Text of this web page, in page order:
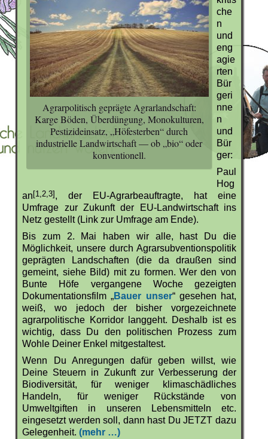
Agrarpolitisch geprägte Agrarlandschaft:
Karge Böden, Überdüngung, Monokulturen,
Pestizideinsatz, „Höfesterben“ durch
industrielle Landwirtschaft — ob „bio“ oder
konventionell.
che
n
und
eng
agie
rten
Bür
geri
nne
n
und
Bür
ger:
Paul
Hog
an [1,2,3] , der EU-Agrarbeauftragte, hat eine
Umfrage zur Zukunft der EU-Landwirtschaft ins
Netz gestellt (Link zur Umfrage am Ende).
Bis zum 2. Mai haben wir alle, hast Du die
Möglichkeit, unsere durch Agrarsubventionspolitik
geprägten Landschaften (die da draußen sind
gemeint, siehe Bild) mit zu formen. Wer den von
Bunte Höfe vergangene Woche gezeigten
Dokumentationsfilm „Bauer unser“ gesehen hat,
weiß, wo jedoch der bisher vorgezeichnete
agrarpolitische Korridor langgeht. Deshalb ist es
wichtig, dass Du den politischen Prozess zum
Wohle Deiner Enkel mitgestaltest.
Wenn Du Anregungen dafür geben willst, wie
Deine Steuern in Zukunft zur Verbesserung der
Biodiversität, für weniger klimaschädliches
Handeln, für weniger Rückstände von
Umweltgiften in unseren Lebensmitteln etc.
eingesetzt werden soll, dann hast Du JETZT dazu
Gelegenheit.(mehr …)